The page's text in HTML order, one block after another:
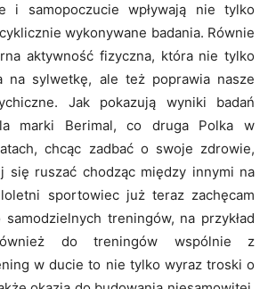
i samopoczucie wpływają nie tylko
wykonywane badania. Równie
aktywność fizyczna, która nie tylko
na sylwetkę, ale też poprawia nasze
Jak pokazują wyniki badań
marki Berimal, co druga Polka w
chcąc zadbać o swoje zdrowie,
się ruszać chodząc między innymi na
sportowiec już teraz zachęcam
treningów, na przykład
do treningów wspólnie z
w ducie to nie tylko wyraz troski o